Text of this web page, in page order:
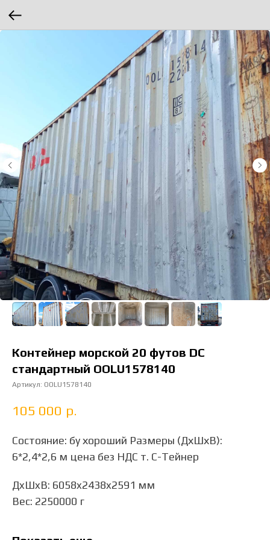
Контейнер морской 20 футов DC
стандартный OOLU1578140
Артикул: OOLU1578140
105 000 р.
Состояние: бу хороший Размеры (ДхШхВ):
6*2,4*2,6 м цена без НДС т. С-Тейнер
ДxШxВ: 6058x2438x2591 мм
Вес: 2250000 г